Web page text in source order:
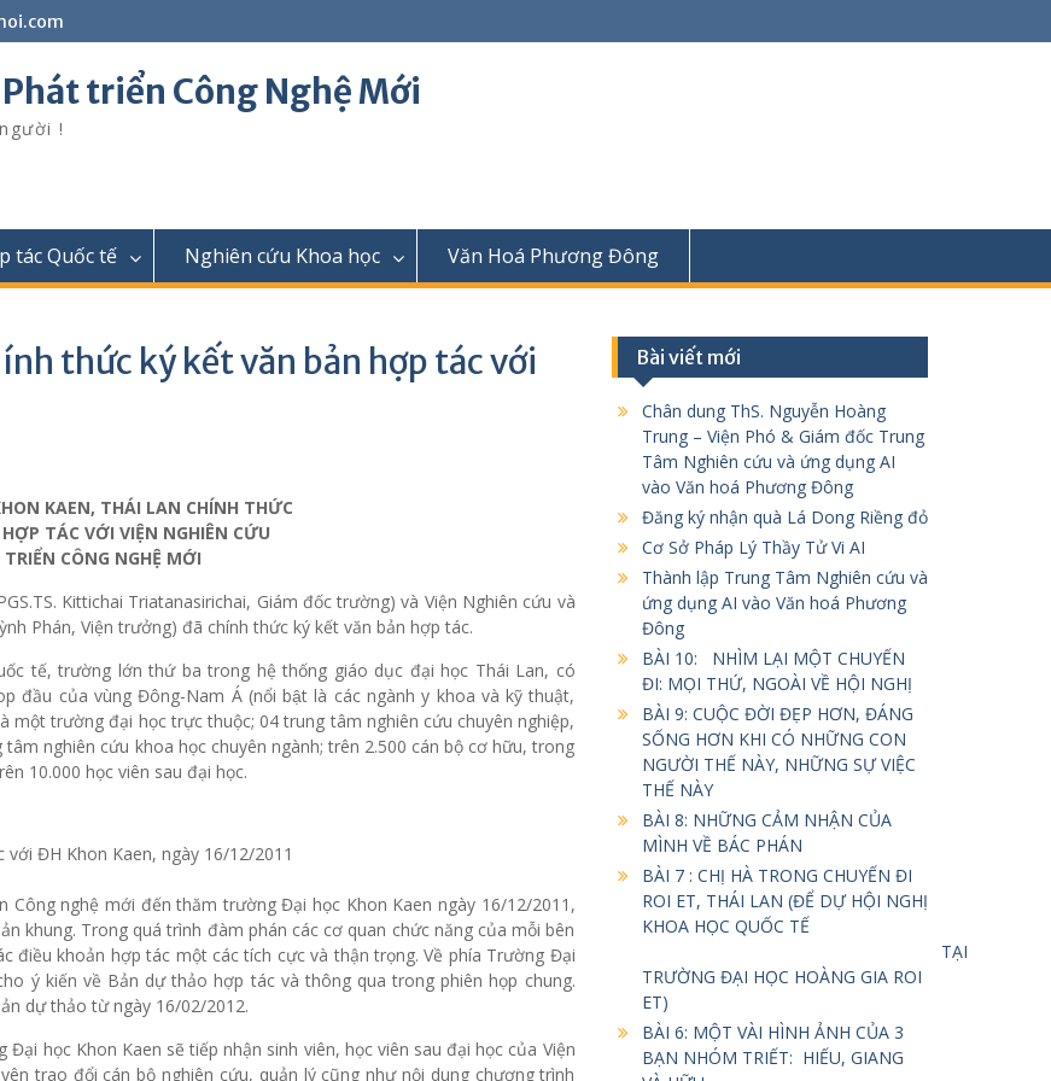
triển Công Nghệ Mới
!
tác Quốc tế Nghiên cứu Khoa học Văn Hoá Phương Đông
thức ký kết văn bản hợp tác với
KAEN, THÁI LAN CHÍNH THỨC
TÁC VỚI VIỆN NGHIÊN CỨU
CÔNG NGHỆ MỚI
Kittichai Triatanasirichai, Giám đốc trường) và Viện Nghiên cứu và
Phán, Viện trưởng) đã chính thức ký kết văn bản hợp tác.
tế, trường lớn thứ ba trong hệ thống giáo dục đại học Thái Lan, có
đầu của vùng Đông-Nam Á (nổi bật là các ngành y khoa và kỹ thuật,
trường đại học trực thuộc; 04 trung tâm nghiên cứu chuyên nghiệp,
nghiên cứu khoa học chuyên ngành; trên 2.500 cán bộ cơ hữu, trong
10.000 học viên sau đại học.
với ĐH Khon Kaen, ngày 16/12/2011
Công nghệ mới đến thăm trường Đại học Khon Kaen ngày 16/12/2011,
khung. Trong quá trình đàm phán các cơ quan chức năng của mỗi bên
điều khoản hợp tác một các tích cực và thận trọng. Về phía Trường Đại
ý kiến về Bản dự thảo hợp tác và thông qua trong phiên họp chung.
dự thảo từ ngày 16/02/2012.
học Khon Kaen sẽ tiếp nhận sinh viên, học viên sau đại học của Viện
trao đổi cán bộ nghiên cứu, quản lý cũng như nội dung chương trình
Bài viết mới
Chân dung ThS. Nguyễn Hoàng
Trung – Viện Phó & Giám đốc Trung
Tâm Nghiên cứu và ứng dụng AI
vào Văn hoá Phương Đông
Đăng ký nhận quà Lá Dong Riềng đỏ
Cơ Sở Pháp Lý Thầy Tử Vi AI
Thành lập Trung Tâm Nghiên cứu và
ứng dụng AI vào Văn hoá Phương
Đông
BÀI 10: NHÌM LẠI MỘT CHUYẾN
ĐI: MỌI THỨ, NGOÀI VỀ HỘI NGHỊ
BÀI 9: CUỘC ĐỜI ĐẸP HƠN, ĐÁNG
SỐNG HƠN KHI CÓ NHỮNG CON
NGƯỜI THẾ NÀY, NHỮNG SỰ VIỆC
THẾ NÀY
BÀI 8: NHỮNG CẢM NHẬN CỦA
MÌNH VỀ BÁC PHÁN
BÀI 7 : CHỊ HÀ TRONG CHUYẾN ĐI
ROI ET, THÁI LAN (ĐỂ DỰ HỘI NGHỊ
KHOA HỌC QUỐC TẾ
TẠI
TRƯỜNG ĐẠI HỌC HOÀNG GIA ROI
ET)
BÀI 6: MỘT VÀI HÌNH ẢNH CỦA 3
BẠN NHÓM TRIẾT: HIẾU, GIANG